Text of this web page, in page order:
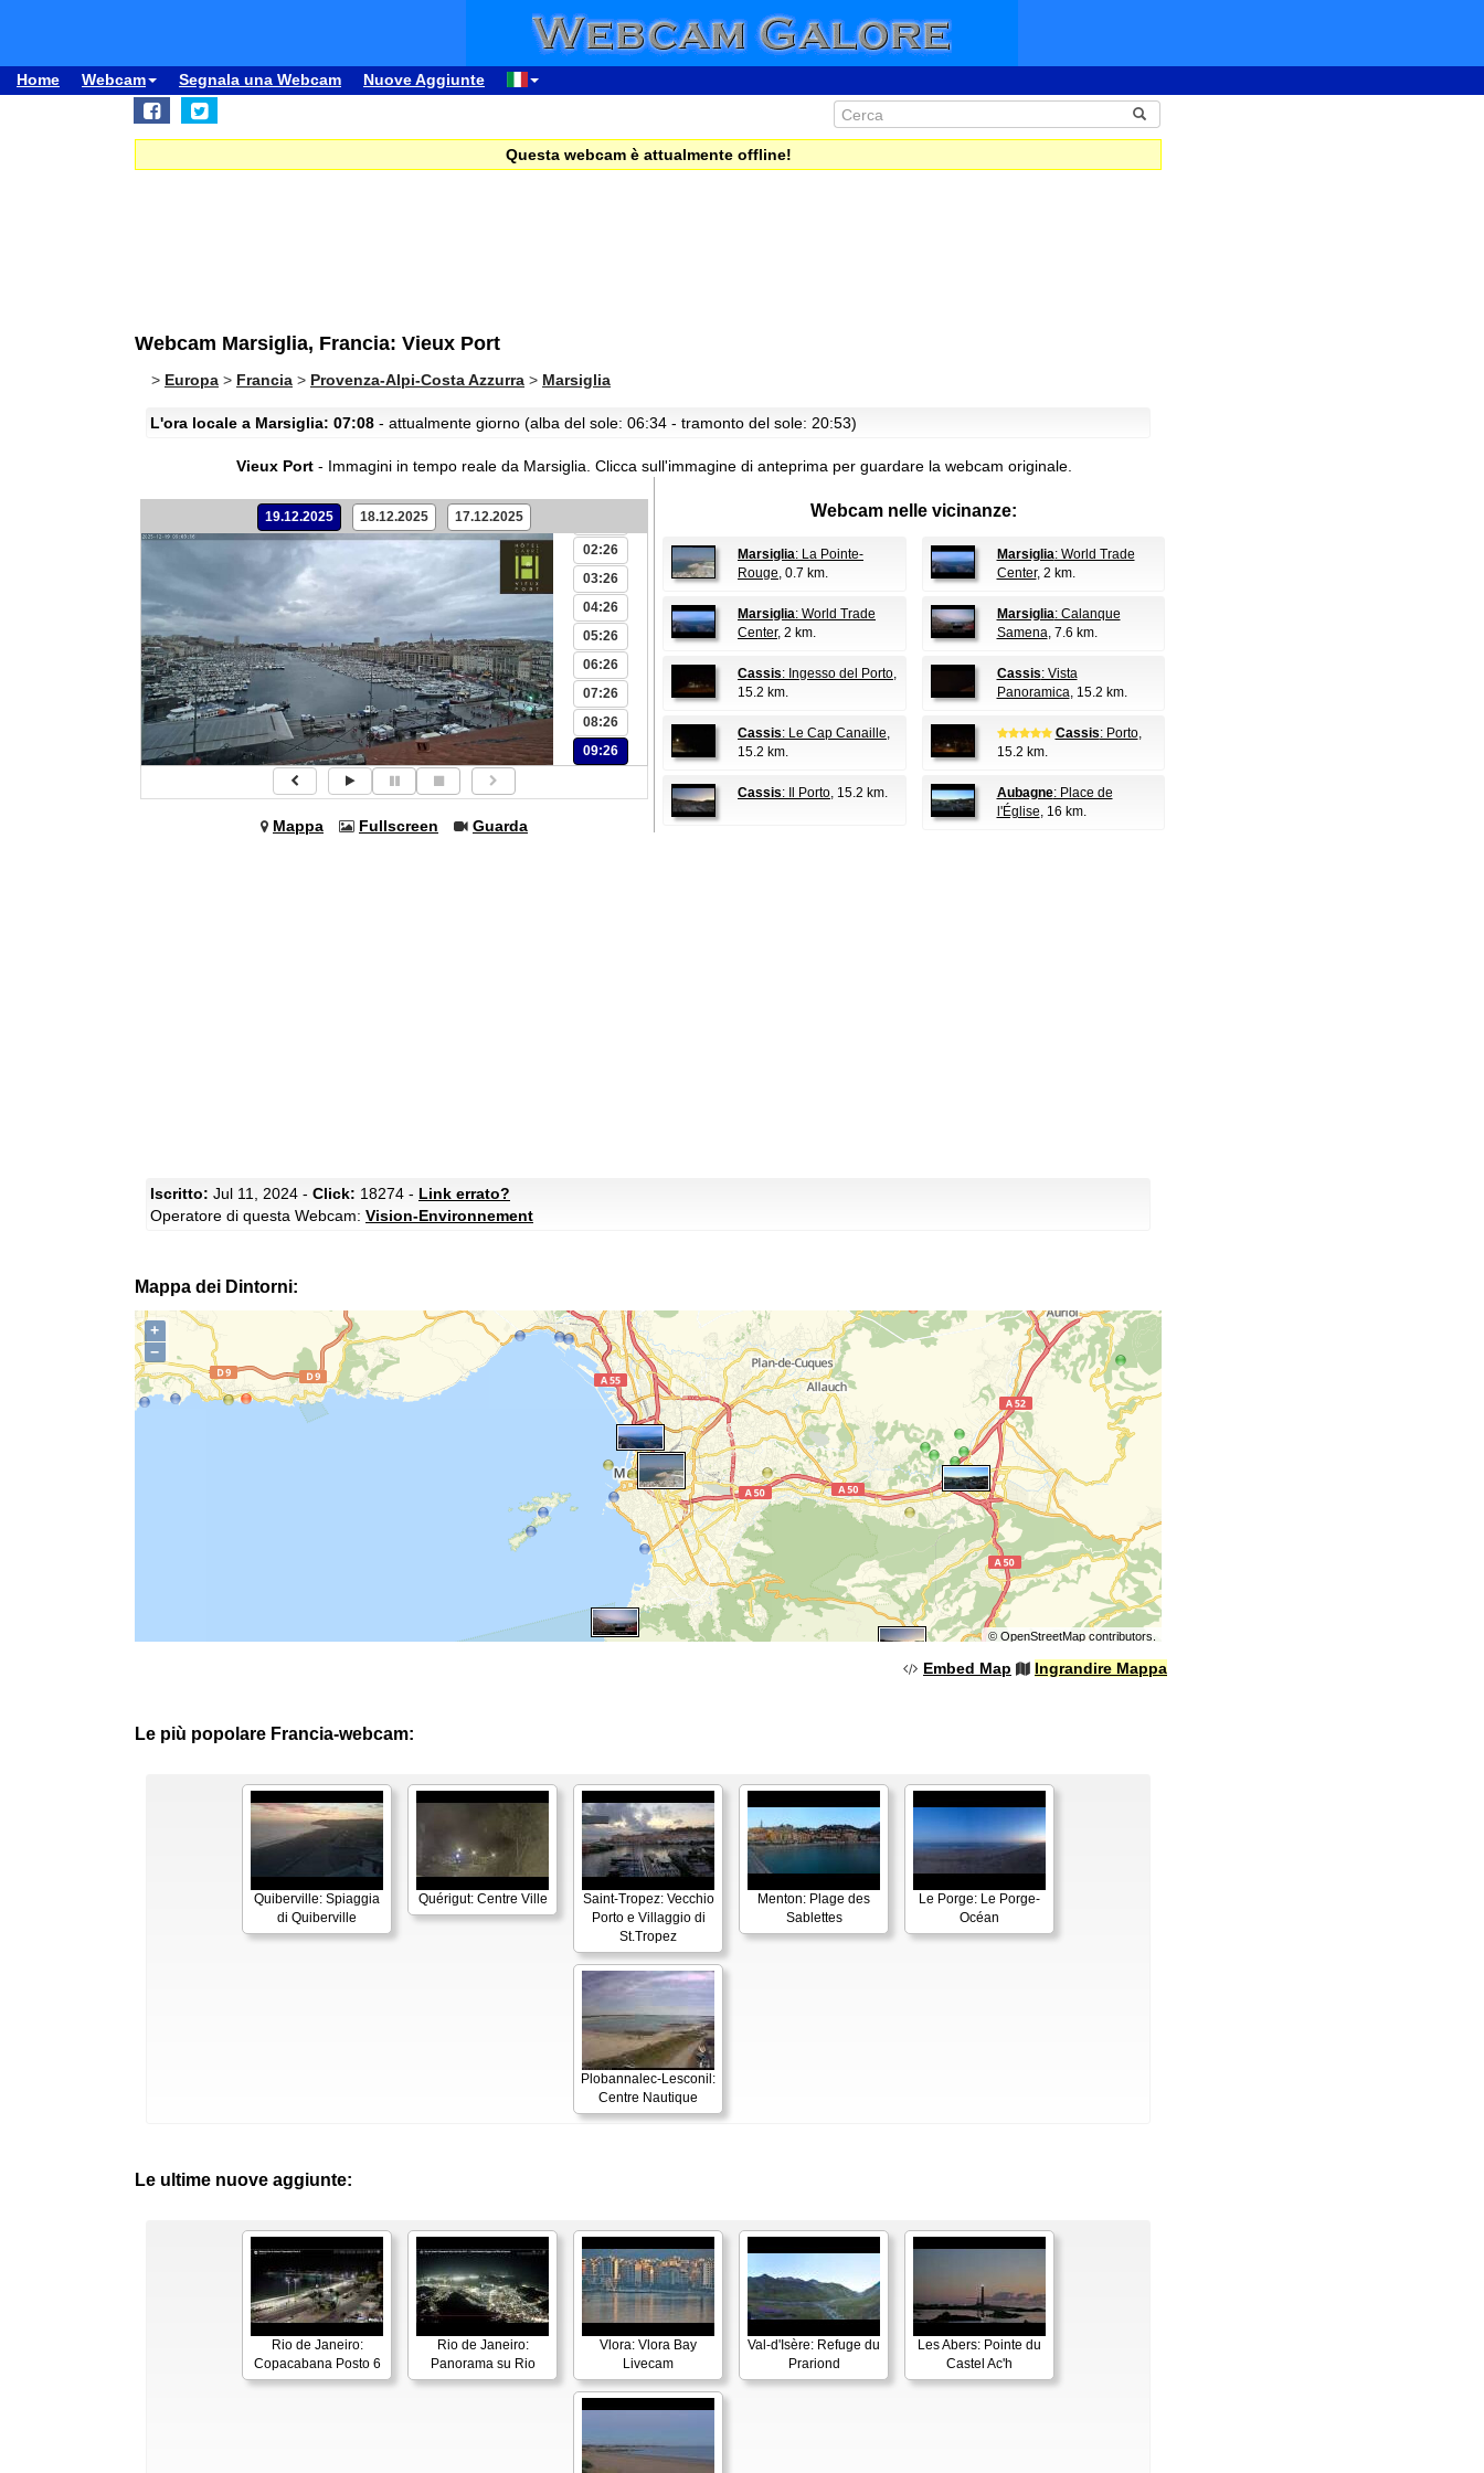
Home Webcam Segnala una Webcam Nuove Aggiunte
Questa webcam è attualmente offline!
Webcam Marsiglia, Francia: Vieux Port
> Europa > Francia > Provenza-Alpi-Costa Azzurra > Marsiglia
L'ora locale a Marsiglia: 07:08 - attualmente giorno (alba del sole: 06:34 - tramonto del sole: 20:53)
Vieux Port- Immagini in tempo reale da Marsiglia. Clicca sull'immagine di anteprima per guardare la webcam originale.
19.12.2025 18.12.2025 17.12.2025
02:26
03:26
04:26
05:26
06:26
07:26
08:26
09:26
Mappa Fullscreen Guarda
Webcam nelle vicinanze:
Marsiglia: La Pointe-
Rouge, 0.7 km.
Marsiglia: World Trade
Center, 2 km.
Marsiglia: World Trade
Center, 2 km.
Marsiglia: Calanque
Samena, 7.6 km.
Cassis: Ingesso del Porto,
15.2 km.
Cassis: Vista
Panoramica, 15.2 km.
Cassis: Le Cap Canaille,
15.2 km.
Cassis: Porto,
15.2 km.
Cassis: Il Porto, 15.2 km. Aubagne: Place de
l'Église, 16 km.
Iscritto: Jul 11, 2024 - Click: 18274 - Link errato?
Operatore di questa Webcam: Vision-Environnement
Mappa dei Dintorni:
+
−
© OpenStreetMapcontributors.
Embed Map Ingrandire Mappa
Le più popolare Francia-webcam:
Quiberville: Spiaggia
di Quiberville
Quérigut: Centre Ville
Saint-Tropez: Vecchio
Porto e Villaggio di
St.Tropez
Menton: Plage des
Sablettes
Le Porge: Le Porge-
Océan
Plobannalec-Lesconil:
Centre Nautique
Le ultime nuove aggiunte:
Rio de Janeiro:
Copacabana Posto 6
Rio de Janeiro:
Panorama su Rio
Vlora: Vlora Bay
Livecam
Val-d'Isère: Refuge du
Prariond
Les Abers: Pointe du
Castel Ac'h